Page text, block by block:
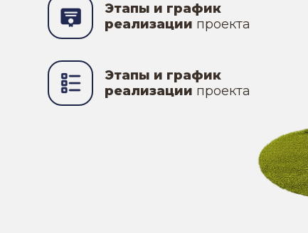
Этапы и график
реализации проекта
Этапы и график
реализации проекта